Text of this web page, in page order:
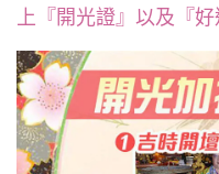
上『開光證』以及『